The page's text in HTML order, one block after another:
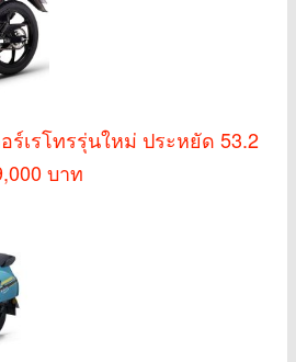
ร์เรโทรรุ่นใหม่ ประหยัด 53.2
บาท